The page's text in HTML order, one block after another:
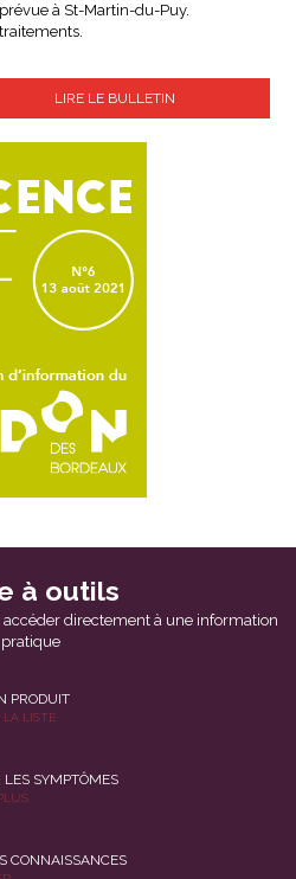
à St-Martin-du-Puy.
LIRE LE BULLETIN
à outils
directement à une information
pratique
PRODUIT
LA LISTE
LES SYMPTÔMES
CONNAISSANCES